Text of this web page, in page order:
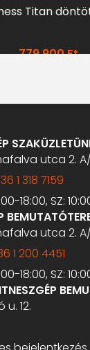
Titan
779 900Ft
utca 2.
1 318 7159
18:00, SZ:
utca 2.
1 200 4451
18:00, SZ:
12.